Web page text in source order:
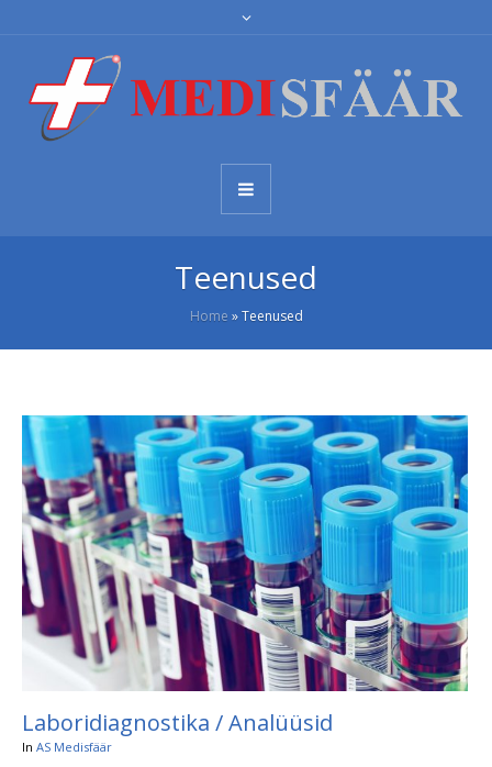
Teenused
Home »Teenused
Laboridiagnostika / Analüüsid
InAS Medisfäär